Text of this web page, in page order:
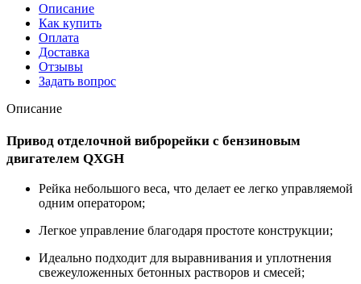
Описание
Как купить
Оплата
Доставка
Отзывы
Задать вопрос
Описание
Привод отделочной виброрейки с бензиновым
двигателем QXGH
Рейка небольшого веса, что делает ее легко управляемой
одним оператором;
Легкое управление благодаря простоте конструкции;
Идеально подходит для выравнивания и уплотнения
свежеуложенных бетонных растворов и смесей;